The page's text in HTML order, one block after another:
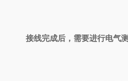
接线完成后，需要进行电气测